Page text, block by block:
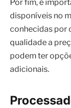
Por fim, é
disponíveis no
conhecidas por
qualidade a
podem ter
adicionais.